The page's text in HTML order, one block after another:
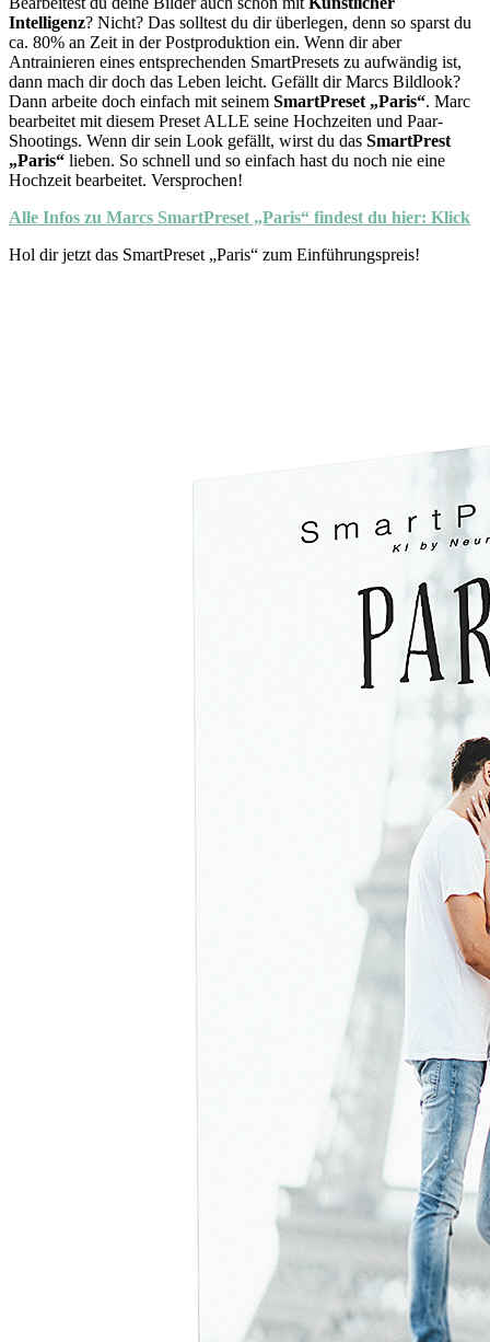
Intelligenz? Nicht? Das solltest du dir überlegen, denn so sparst du
ca. 80% an Zeit in der Postproduktion ein. Wenn dir aber
Antrainieren eines entsprechenden SmartPresets zu aufwändig ist,
dann mach dir doch das Leben leicht. Gefällt dir Marcs Bildlook?
Dann arbeite doch einfach mit seinem SmartPreset „Paris“. Marc
bearbeitet mit diesem Preset ALLE seine Hochzeiten und Paar-
Shootings. Wenn dir sein Look gefällt, wirst du das SmartPrest
„Paris“ lieben. So schnell und so einfach hast du noch nie eine
Hochzeit bearbeitet. Versprochen!
Alle Infos zu Marcs SmartPreset „Paris“ findest du hier: Klick
Hol dir jetzt das SmartPreset „Paris“ zum Einführungspreis!